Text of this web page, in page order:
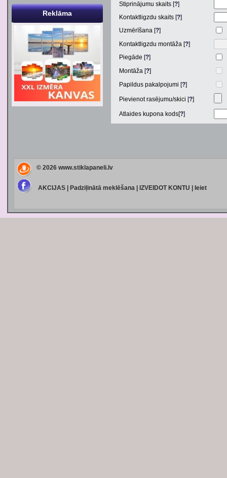
Stiprinājumu skaits [?]
Kontaktligzdu skaits [?]
Uzmērīšana [?]
Kontaktligzdu montāža [?]
Piegāde [?]
Montāža [?]
Papildus pakalpojumi [?]
Pievienot rasējumu/skici [?]
Atlaides kupona kods[?]
Reklāma
© 2026 www.stiklapaneli.lv
AKCIJAS| Padziļinātā meklēšana| IZVEIDOT KONTU Ieiet